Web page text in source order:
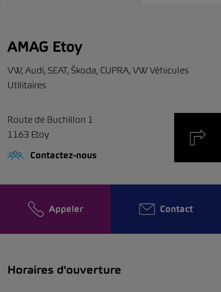
AMAG Etoy
VW, Audi, SEAT, Škoda, CUPRA, VW Véhicules
Utilitaires
Route de Buchillon 1
1163 Etoy
Contactez-nous
Appeler Contact
Horaires d'ouverture